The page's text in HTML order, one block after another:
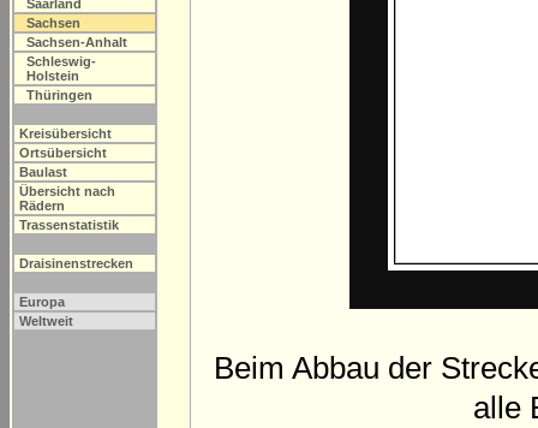
Saarland
Sachsen
Sachsen-Anhalt
Schleswig-
Holstein
Thüringen
Kreisübersicht
Ortsübersicht
Baulast
Übersicht nach
Rädern
Trassenstatistik
Draisinenstrecken
Europa
Weltweit
Beim Abbau der
alle